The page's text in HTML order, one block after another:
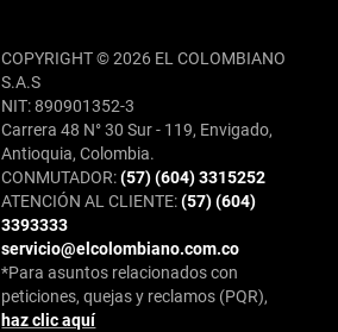
COPYRIGHT © 2026 EL COLOMBIANO
S.A.S
NIT: 890901352-3
Carrera 48 N° 30 Sur - 119, Envigado,
Antioquia, Colombia.
CONMUTADOR:(57) (604) 3315252
ATENCIÓN AL CLIENTE:(57) (604)
3393333
servicio@elcolombiano.com.co
*Para asuntos relacionados con
peticiones, quejas y reclamos (PQR),
haz clic aquí